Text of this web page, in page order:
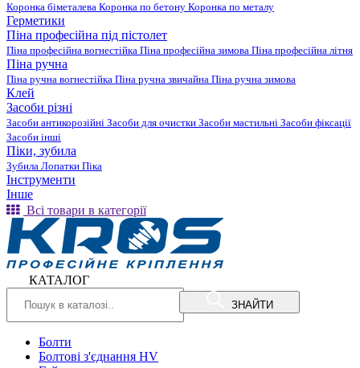
Коронка біметалева Коронка по бетону Коронка по металу
Герметики
Піна професійна під пістолет
Піна професійна вогнестійка Піна професійна зимова Піна професійна літня
Піна ручна
Піна ручна вогнестійка Піна ручна звичайна Піна ручна зимова
Клей
Засоби різні
Засоби антикорозійні Засоби для очистки Засоби мастильні Засоби фіксації
Засоби інші
Піки, зубила
Зубила Лопатки Піка
Інструменти
Інше
Всі товари в категорії
КАТАЛОГ
ЗНАЙТИ
Болти
Болтові з'єднання HV